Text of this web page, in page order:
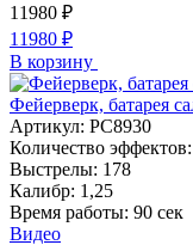
11980 ₽
11980 ₽
В корзину
Фейерверк,
Артикул: РС8930
Количество эффектов:
Выстрелы: 178
Калибр: 1,25
Время работы: 90 сек
Видео